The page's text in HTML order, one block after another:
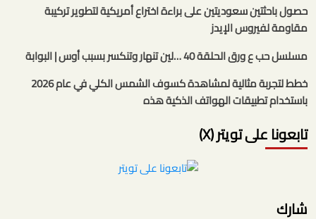
حصول باحثتين سعوديتين على براءة اختراع أمريكية لتطوير تركيبة
مقاومة لفيروس الإيدز
مسلسل حب ع ورق الحلقة 40 …لين تنهار وتنكسر بسبب أوس | البوابة
خطط لتجربة مثالية لمشاهدة كسوف الشمس الكلي في عام 2026
باستخدام تطبيقات الهواتف الذكية هذه
تابعونا على تويتر (X)
شارك